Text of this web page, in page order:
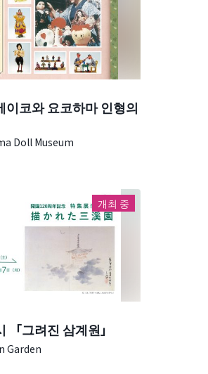
이코와 요코하마 인형의
Doll Museum
개최 중
「그려진 삼계원」
Garden